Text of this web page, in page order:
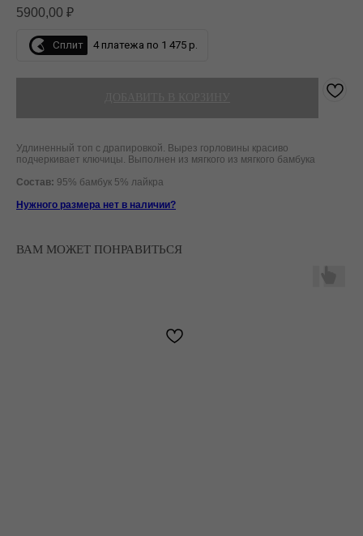
5900,00 ₽
Сплит 4 платежа по 1 475 р.
Удлиненный топ с драпировкой. Вырез горловины красиво
подчеркивает ключицы. Выполнен из мягкого из мягкого бамбука
Состав: 95% бамбук 5% лайкра
Нужного размера нет в наличии?
ВАМ МОЖЕТ ПОНРАВИТЬСЯ